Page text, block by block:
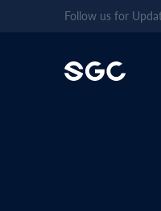
Follow us for